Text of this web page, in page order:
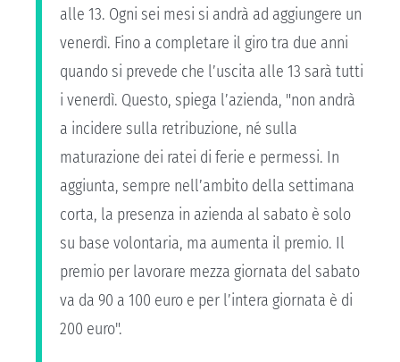
alle 13. Ogni sei mesi si andrà ad aggiungere un
venerdì. Fino a completare il giro tra due anni
quando si prevede che l’uscita alle 13 sarà tutti
i venerdì. Questo, spiega l’azienda, "non andrà
a incidere sulla retribuzione, né sulla
maturazione dei ratei di ferie e permessi. In
aggiunta, sempre nell’ambito della settimana
corta, la presenza in azienda al sabato è solo
su base volontaria, ma aumenta il premio. Il
premio per lavorare mezza giornata del sabato
va da 90 a 100 euro e per l’intera giornata è di
200 euro".